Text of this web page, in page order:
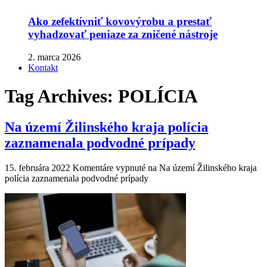
Ako zefektívniť kovovýrobu a prestať
vyhadzovať peniaze za zničené nástroje
2. marca 2026
Kontakt
Tag Archives: POLÍCIA
Na území Žilinského kraja polícia
zaznamenala podvodné prípady
15. februára 2022 Komentáre vypnuté na Na území Žilinského kraja
polícia zaznamenala podvodné prípady